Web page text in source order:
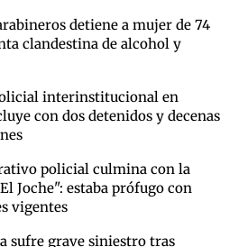
detiene a mujer de 74
clandestina de alcohol y
interinstitucional en
con dos detenidos y decenas
policial culmina con la
Joche": estaba prófugo con
vigentes
sufre grave siniestro tras